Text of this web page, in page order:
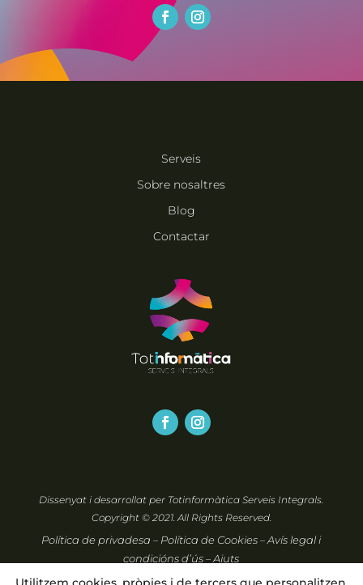
Serveis
Sobre nosaltres
Blog
Contactar
Dissenyat i desarrollat per Totinformàtica Serveis Integrals
Copyright © 2021. All Rights Reserved.
Política de privadesa – Política de Cookies –Avís legal i
condicións d’ús–Ajuts